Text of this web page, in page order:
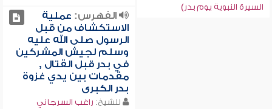
السيرة النبوية يوم بدر)
الفهرس: عملية
الاستكشاف من قبل
الرسول صلى الله عليه
وسلم لجيش المشركين
في بدر قبل القتال ,
مقدمات بين يدي غزوة
بدر الكبرى
للشيخ: راغب السرجاني